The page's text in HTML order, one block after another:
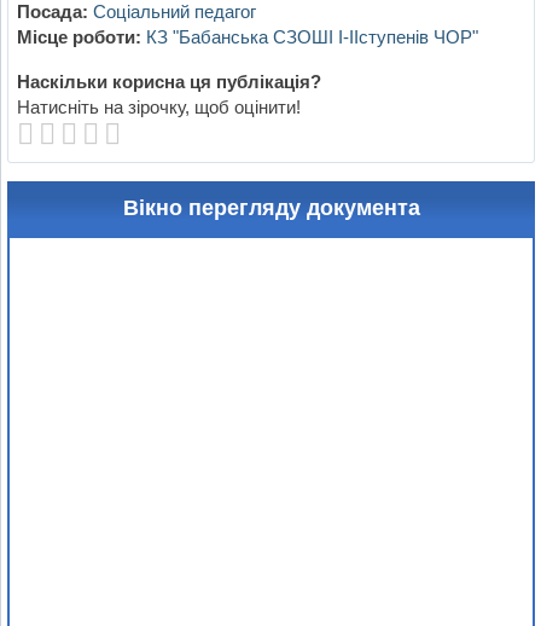
Посада: Соціальний педагог
Місце роботи: КЗ "Бабанська СЗОШІ I-IIступенів ЧОР"
Наскільки корисна ця публікація?
Натисніть на зірочку, щоб оцінити!
Вікно перегляду документа